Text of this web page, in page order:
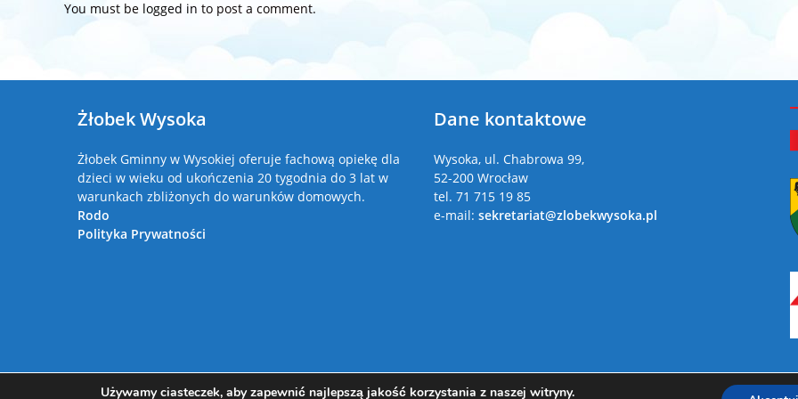
You must be logged in to post a comment.
Żłobek Wysoka
Żłobek Gminny w Wysokiej oferuje fachową opiekę dla
dzieci w wieku od ukończenia 20 tygodnia do 3 lat w
warunkach zbliżonych do warunków domowych.
Rodo
Polityka Prywatności
Dane kontaktowe
Wysoka, ul. Chabrowa 99,
52-200 Wrocław
tel. 71 715 19 85
e-mail: sekretariat@zlobekwysoka.pl
Używamy ciasteczek, aby zapewnić najlepszą jakość korzystania z naszej witryny.